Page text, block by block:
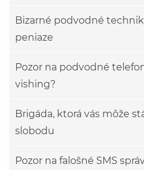
Bizarné podvodné
peniaze
Pozor na podvodné
vishing?
Brigáda, ktorá vás môže
slobodu
Pozor na falošné SMS